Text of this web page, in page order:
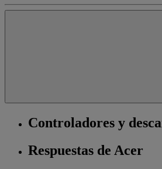
Controladores y
Respuestas de Acer